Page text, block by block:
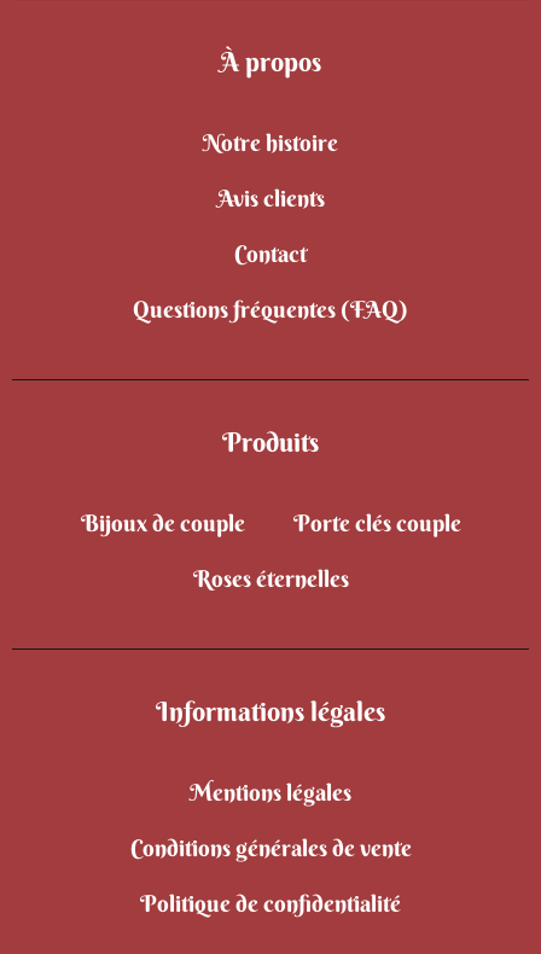
À propos
Notre histoire
Avis clients
Contact
Questions fréquentes (FAQ)
Produits
Bijoux de couple
Porte clés couple
Roses éternelles
Informations légales
Mentions légales
Conditions générales de vente
Politique de confidentialité